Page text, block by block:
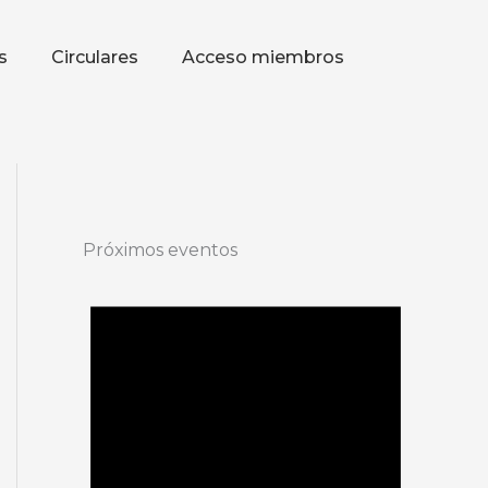
Circulares Acceso miembros
Próximos eventos